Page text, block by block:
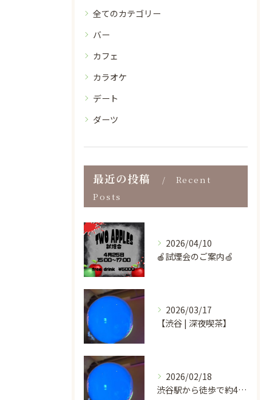
全てのカテゴリー
バー
カフェ
カラオケ
デート
ダーツ
最近の投稿
Recent
Posts
2026/04/10
🍎試煙会のご案内🍏
2026/03/17
【渋谷 | 深夜喫茶】
2026/02/18
渋谷駅から徒歩で約4分という好立地にあり、ビル地下1階の気軽...